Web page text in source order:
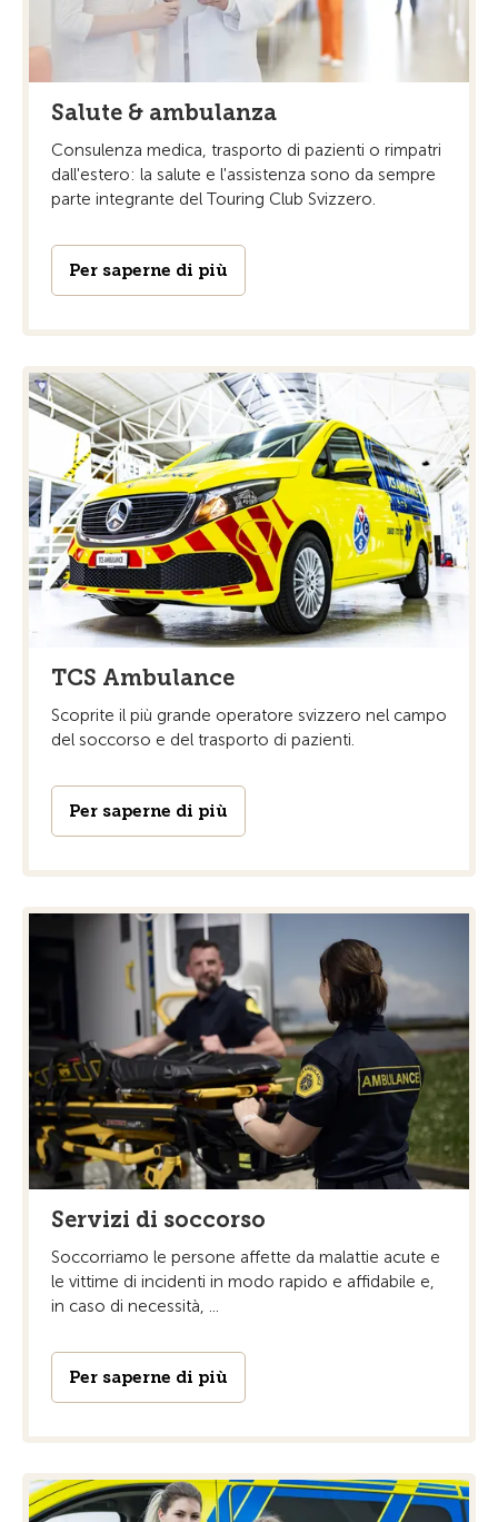
Salute & ambulanza
Consulenza medica, trasporto di pazienti o rimpatri
dall'estero: la salute e l'assistenza sono da sempre
parte integrante del Touring Club Svizzero.
Per saperne di più
TCS Ambulance
Scoprite il più grande operatore svizzero nel campo
del soccorso e del trasporto di pazienti.
Per saperne di più
Servizi di soccorso
Soccorriamo le persone affette da malattie acute e
le vittime di incidenti in modo rapido e affidabile e,
in caso di necessità, ...
Per saperne di più